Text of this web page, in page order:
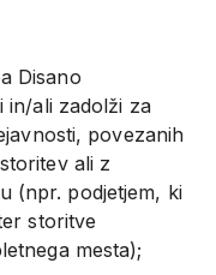
Disano
in/ali zadolži za
povezanih
ali z
(npr. podjetjem, ki
storitve
mesta);